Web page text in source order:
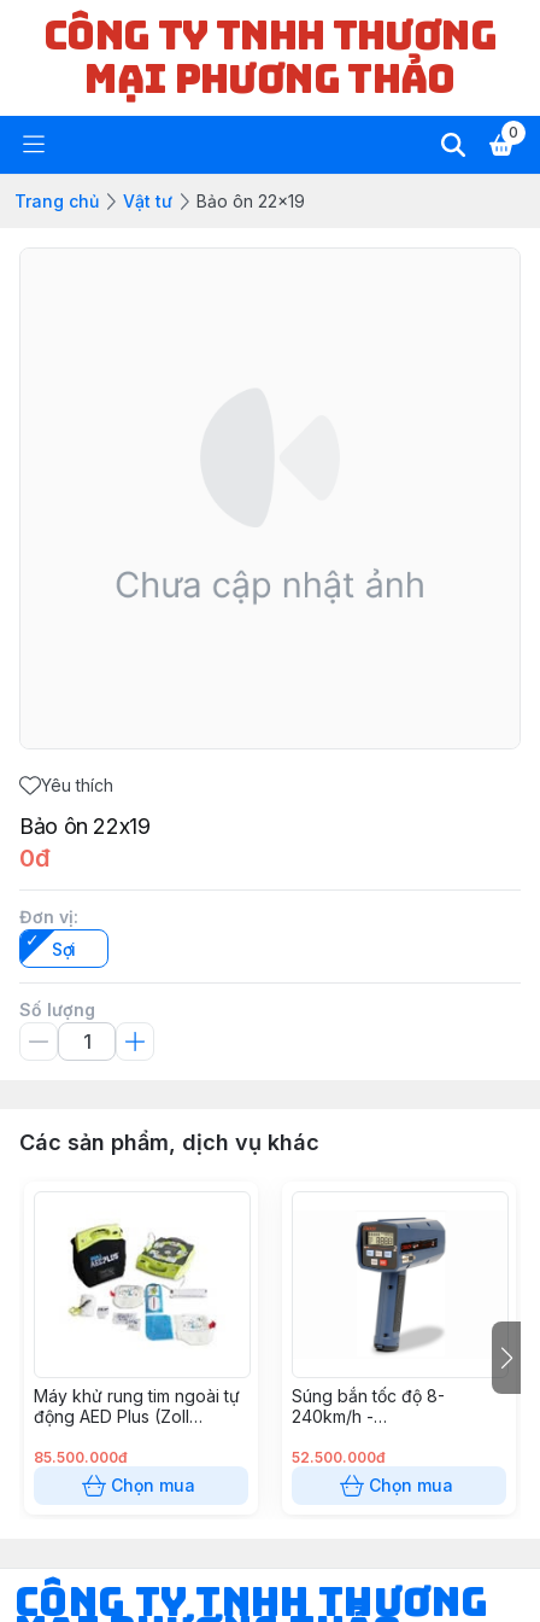
CÔNG TY TNHH THƯƠNG
MẠI PHƯƠNG THẢO
0
Trang chủ Vật tư Bảo ôn 22x19
Yêu thích
Bảo ôn 22x19
0đ
Đơn vị:
Sợi
Số lượng
Các sản phẩm, dịch vụ khác
Máy khử rung tim ngoài tự
động AED Plus (Zoll
85.500.000đ
Chọn mua
Súng bắn tốc độ 8-
240km/h -
52.500.000đ
Chọn mua
CÔNG TY TNHH THƯƠNG